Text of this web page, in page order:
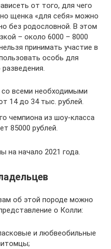
от того, для чего
щенка «для себя» можно
без родословной. В этом
– около 6000 – 8000
принимать участие в
особь для
всеми необходимыми
14 до 34 тыс. рублей.
чемпиона из шоу-класса
85000 рублей.
на начало 2021 года.
об этой породе можно
о Колли:
и любвеобильные